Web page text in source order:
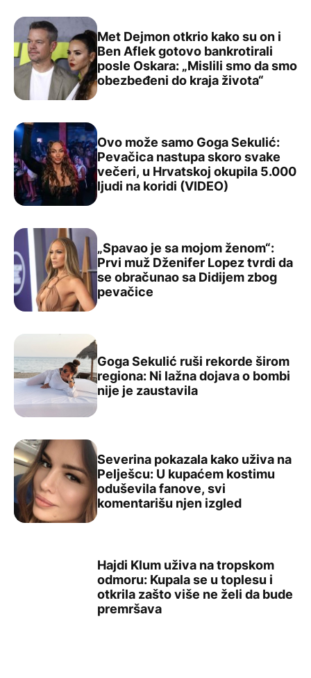
Met Dejmon otkrio kako su on i Ben Aflek gotovo
Met Dejmon otkrio kako su on i
Ben Aflek gotovo bankrotirali
posle Oskara: „Mislili smo da smo
obezbeđeni do kraja života“
Ovo može samo Goga Sekulić: Pevačica nastupa
Ovo može samo Goga Sekulić:
Pevačica nastupa skoro svake
večeri, u Hrvatskoj okupila 5.000
ljudi na koridi (VIDEO)
„Spavao je sa mojom ženom“: Prvi muž Dženifer
„Spavao je sa mojom ženom“:
Prvi muž Dženifer Lopez tvrdi da
se obračunao sa Didijem zbog
pevačice
Goga Sekulić ruši rekorde širom regiona: Ni lažna
Goga Sekulić ruši rekorde širom
regiona: Ni lažna dojava o bombi
nije je zaustavila
Severina pokazala kako uživa na Pelješcu: U
Severina pokazala kako uživa na
Pelješcu: U kupaćem kostimu
oduševila fanove, svi
komentarišu njen izgled
Hajdi Klum uživa na tropskom odmoru: Kupala se u
Hajdi Klum uživa na tropskom
odmoru: Kupala se u toplesu i
otkrila zašto više ne želi da bude
premršava